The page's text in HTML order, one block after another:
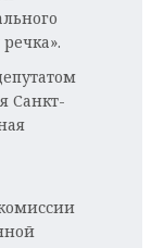
Санкт-